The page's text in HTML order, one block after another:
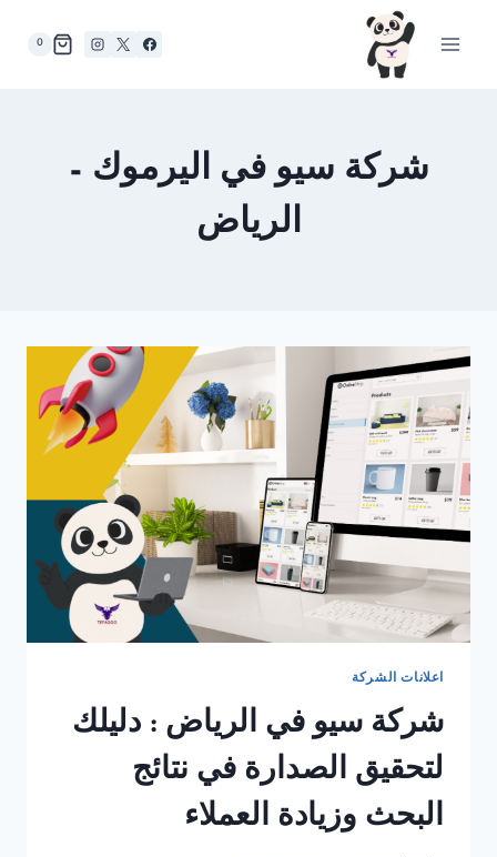
0
شركة سيو في اليرموك –
الرياض
اعلانات الشركة
شركة سيو في الرياض : دليلك
لتحقيق الصدارة في نتائج
البحث وزيادة العملاء